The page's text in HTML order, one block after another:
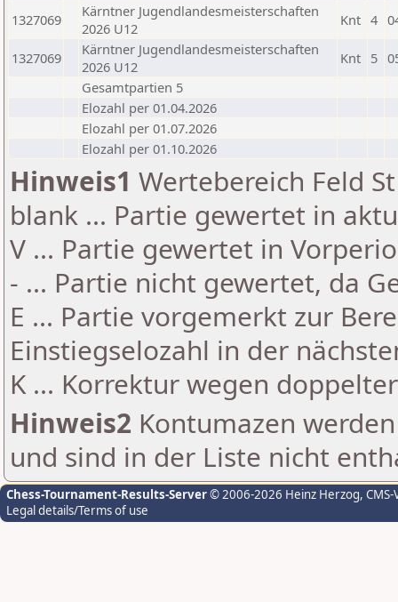
1327069
Kärntner Jugendlandesmeisterschaften
2026 U12
Knt 4
1327069
Kärntner Jugendlandesmeisterschaften
2026 U12
Knt 5
Gesamtpartien 5
Elozahl per 01.04.2026
Elozahl per 01.07.2026
Elozahl per 01.10.2026
Hinweis1 Wertebereich Feld
blank ... Partie gewertet in
V ... Partie gewertet in
- ... Partie nicht gewertet, da
E ... Partie vorgemerkt zur
Einstiegselozahl in der
K ... Korrektur wegen
Hinweis2 Kontumazen
und sind in der Liste nicht
Chess-Tournament-Results-Server© 2006-2026 Heinz Herzog,
Legal details/Terms of use